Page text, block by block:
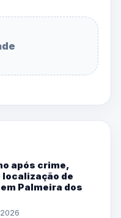
após crime,
de
Palmeira dos